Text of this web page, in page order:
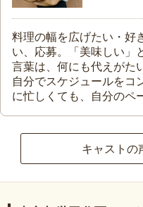
料理の幅を広げたい・好
い、応募。「美味しい」
言葉は、何にも代えがた
自分でスケジュールをコ
に忙しくても、自分のペ
キャストの